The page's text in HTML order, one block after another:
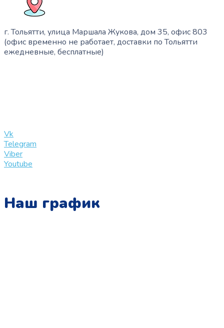
г. Тольятти, улица Маршала Жукова, дом 35, офис 803
(офис временно не работает, доставки по Тольятти
ежедневные, бесплатные)
Vk
Telegram
Viber
Youtube
Наш график